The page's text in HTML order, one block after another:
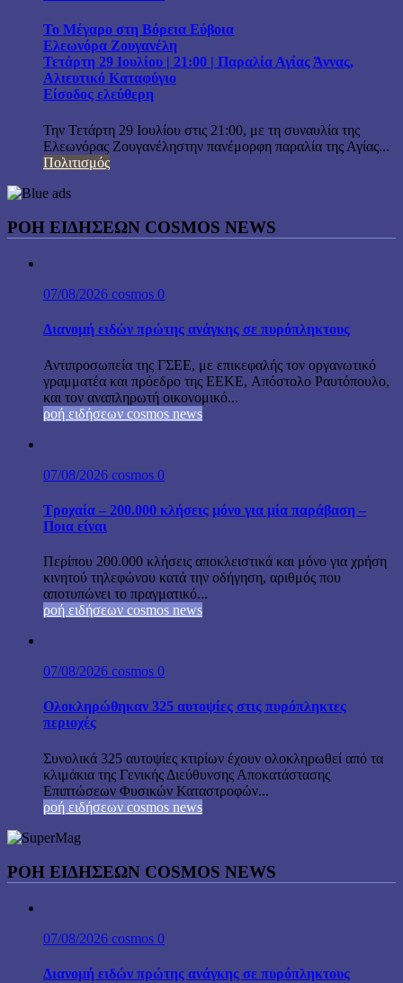
Το Μέγαρο στη Βόρεια Εύβοια
Ελεωνόρα Ζουγανέλη
Τετάρτη 29 Ιουλίου | 21:00 | Παραλία Αγίας Άννας,
Αλιευτικό Καταφύγιο
Είσοδος ελεύθερη
Την Τετάρτη 29 Ιουλίου στις 21:00, με τη συναυλία της
Ελεωνόρας Ζουγανέληστην πανέμορφη παραλία της Αγίας...
Πολιτισμός
ΡΟΗ ΕΙΔΗΣΕΩΝ COSMOS NEWS
07/08/2026 cosmos 0
Διανομή ειδών πρώτης ανάγκης σε πυρόπληκτους
Αντιπροσωπεία της ΓΣΕΕ, με επικεφαλής τον οργανωτικό
γραμματέα και πρόεδρο της ΕΕΚΕ, Απόστολο Ραυτόπουλο,
και τον αναπληρωτή οικονομικό...
ροή ειδήσεων cosmos news
07/08/2026 cosmos 0
Τροχαία – 200.000 κλήσεις μόνο για μία παράβαση –
Ποια είναι
Περίπου 200.000 κλήσεις αποκλειστικά και μόνο για χρήση
κινητού τηλεφώνου κατά την οδήγηση, αριθμός που
αποτυπώνει το πραγματικό...
ροή ειδήσεων cosmos news
07/08/2026 cosmos 0
Ολοκληρώθηκαν 325 αυτοψίες στις πυρόπληκτες
περιοχές
Συνολικά 325 αυτοψίες κτιρίων έχουν ολοκληρωθεί από τα
κλιμάκια της Γενικής Διεύθυνσης Αποκατάστασης
Επιπτώσεων Φυσικών Καταστροφών...
ροή ειδήσεων cosmos news
ΡΟΉ ΕΙΔΉΣΕΩΝ COSMOS NEWS
07/08/2026 cosmos 0
Διανομή ειδών πρώτης ανάγκης σε πυρόπληκτους